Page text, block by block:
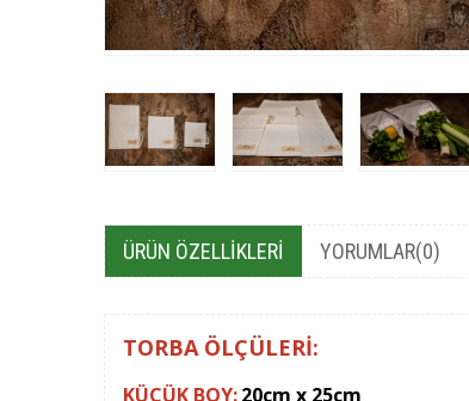
ÜRÜN ÖZELLIKLERI YORUMLAR(0)
TORBA ÖLÇÜLERİ:
KÜÇÜK BOY:20cm x 25cm